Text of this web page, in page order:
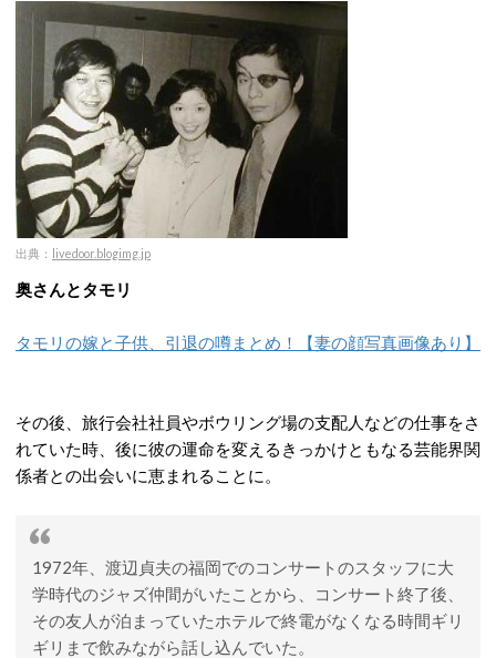
出典： livedoor.blogimg.jp
奥さんとタモリ
タモリの嫁と子供、引退の噂まとめ！【妻の顔写真画像あり】
その後、旅行会社社員やボウリング場の支配人などの仕事をさ
れていた時、後に彼の運命を変えるきっかけともなる芸能界関
係者との出会いに恵まれることに。
1972年、渡辺貞夫の福岡でのコンサートのスタッフに大
学時代のジャズ仲間がいたことから、コンサート終了後、
その友人が泊まっていたホテルで終電がなくなる時間ギリ
ギリまで飲みながら話し込んでいた。